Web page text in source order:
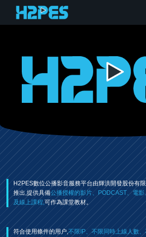
H2PES數位公播影音服務平台由輝洪開發股份有
推出,提供具備公播授權的影片、PODCAST、電
及線上課程,可作為課堂教材。
符合使用條件的用户,不限IP、不限同時上線人數